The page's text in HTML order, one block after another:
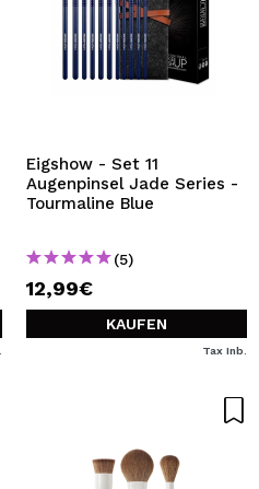
Eigshow - Set 11
Augenpinsel Jade Series -
Tourmaline Blue
(5)
12,99€
KAUFEN
Tax Inb.